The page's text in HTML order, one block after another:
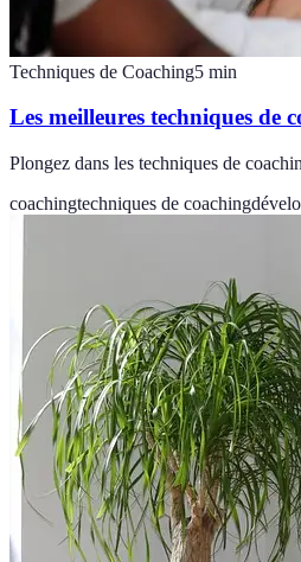
Techniques de Coaching5 min
Les meilleures techniques de
Plongez dans les techniques de
coachingtechniques de coaching